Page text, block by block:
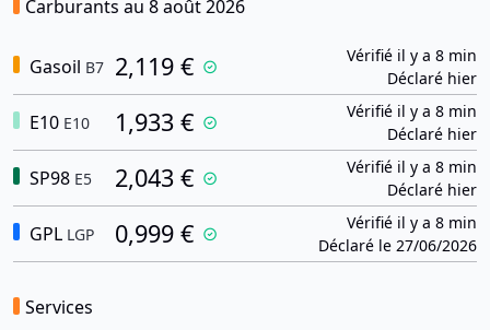
Carburants au 8 août 2026
Gasoil B7 2,119 €
Vérifié il y a 8 min
Déclaré hier
E10 E10 1,933 €
Vérifié il y a 8 min
Déclaré hier
SP98 E5 2,043 €
Vérifié il y a 8 min
Déclaré hier
GPL LGP 0,999 €
Vérifié il y a 8 min
Déclaré le 27/06/2026
Services